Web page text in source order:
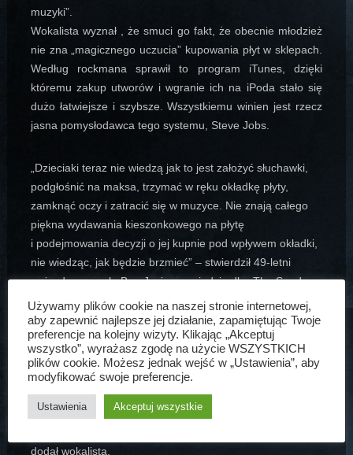
muzyki”.
Wokalista wyznał
, że smuci go fakt, że obecnie młodzież
nie zna „magicznego uczucia” kupowania płyt w sklepach.
Według rockmana sprawił to program iTunes, dzięki
któremu zakup utworów i wgranie ich na iPoda stało się
dużo łatwiejsze i szybsze. Wszystkiemu winien jest rzecz
jasna pomysłodawca tego systemu, Steve Jobs.
„Dzieciaki teraz nie wiedzą jak to jest założyć słuchawki,
podgłośnić na maksa, trzymać w ręku okładkę płyty,
zamknąć oczy i zatracić się w muzyce. Nie znają całego
piękna wydawania kieszonkowego na płytę
i podejmowania decyzji o jej kupnie pod wpływem okładki,
nie wiedząc, jak będzie brzmieć” – stwierdził 49-letni
gwiazdor zespołu Bon Jovi w wywiadzie dla „The Sunday
Times Magazine”.
„One nie mają pojęcia, jak to jest patrzeć na kilka
obrazków i wyobrażać sobie, jak będzie brzmiała
ta muzyka” – zaznaczył artysta.
„To były naprawdę magiczne czasy. Nie chcę brzmieć, jak
stary pryk, ale zapamiętajcie moje słowa. Za kilkanaście
lat ludzie powiedzą: 'Co się stało?’. Steve Jobs jest
dodał wokalista.
Używamy plików cookie na naszej stronie internetowej,
aby zapewnić najlepsze jej działanie, zapamiętując Twoje
preferencje na kolejny wizyty. Klikając „Akceptuj
wszystko”, wyrażasz zgodę na użycie WSZYSTKICH
plików cookie. Możesz jednak wejść w „Ustawienia”, aby
modyfikować swoje preferencje.
Ustawienia Akceptuj wszystkie